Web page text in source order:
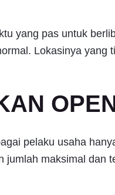
yang pas untuk
Lokasinya yang
pelaku usaha
maksimal dan